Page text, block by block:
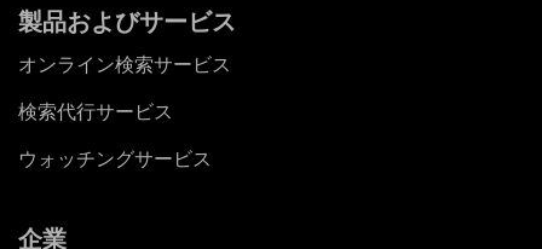
製品およびサービス
オンライン検索サービス
検索代行サービス
ウォッチングサービス
企業